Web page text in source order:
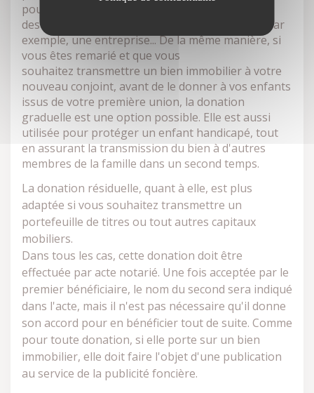
pouvez ainsi contrôler en quelque sorte sa
destinée. Cela peut être une maison de famille par
exemple, une entreprise... De la même manière, si
vous êtes remarié et que vous
souhaitez transmettre un bien immobilier à votre
nouveau conjoint, avant de le donner à vos enfants
issus de votre première union, la donation
graduelle est une option possible. Elle est aussi
utilisée pour protéger un enfant handicapé, tout
en assurant la transmission du bien à d'autres
membres de la famille dans un second temps.
La donation résiduelle, quant à elle, est plus
adaptée si vous souhaitez transmettre un
portefeuille de titres ou tout autres capitaux
mobiliers.
Dans tous les cas, cette donation doit être
effectuée par acte notarié. Une fois acceptée par le
premier bénéficiaire, le nom du second sera indiqué
dans l'acte, mais il n'est pas nécessaire qu'il donne
son accord pour en bénéficier tout de suite. Comme
pour toute donation, si elle porte sur un bien
immobilier, elle doit faire l'objet d'une publication
au service de la publicité foncière.